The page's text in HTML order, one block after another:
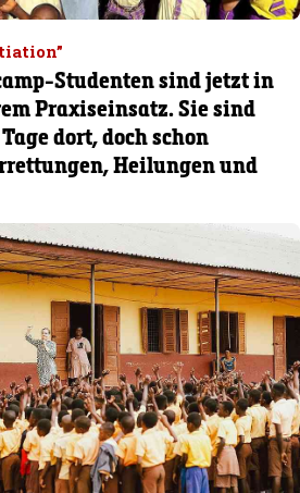
Studenten sind jetzt in
Praxiseinsatz. Sie sind
dort, doch schon
Heilungen und